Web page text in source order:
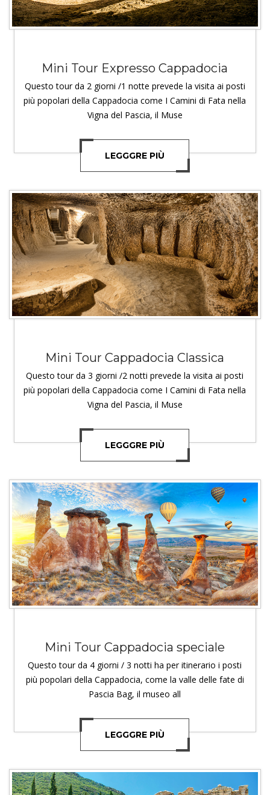
Mini Tour Expresso Cappadocia
Questo tour da 2 giorni /1 notte prevede la visita ai posti
più popolari della Cappadocia come I Camini di Fata nella
Vigna del Pascia, il Muse
LEGGGRE PIÙ
Mini Tour Cappadocia Classica
Questo tour da 3 giorni /2 notti prevede la visita ai posti
più popolari della Cappadocia come I Camini di Fata nella
Vigna del Pascia, il Muse
LEGGGRE PIÙ
Mini Tour Cappadocia speciale
Questo tour da 4 giorni / 3 notti ha per itinerario i posti
più popolari della Cappadocia, come la valle delle fate di
Pascia Bag, il museo all
LEGGGRE PIÙ